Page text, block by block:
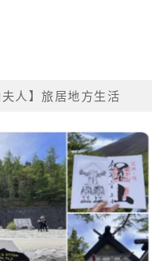
人】旅居地方生活